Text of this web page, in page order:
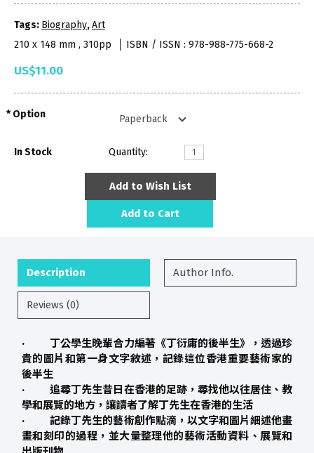
Tags: Biography,Art
210 x 148 mm , 310pp
ISBN / ISSN : 978-988-775-668-2
US$11.00
Option
In Stock Quantity:
Add to Wish List
Add to Cart
Description Author Info.
Reviews (0)
· 丁公學生晚輩合力編著《丁衍庸的後半生》，透過珍
貴的圖片和第一身文字敘述，記錄這位香港重要藝術家的
後半生
· 追尋丁先生昔日在香港的足跡，尋找他以往居住、教
學和展覽的地方，讓讀者了解丁先生在香港的生活
· 記錄丁先生的藝術創作點滴，以文字和圖片細述他畫
畫和刻印的過程，並大量整理他的藝術活動資料、展覽和